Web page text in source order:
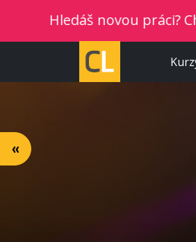
novou práci? Chceš lepší
«